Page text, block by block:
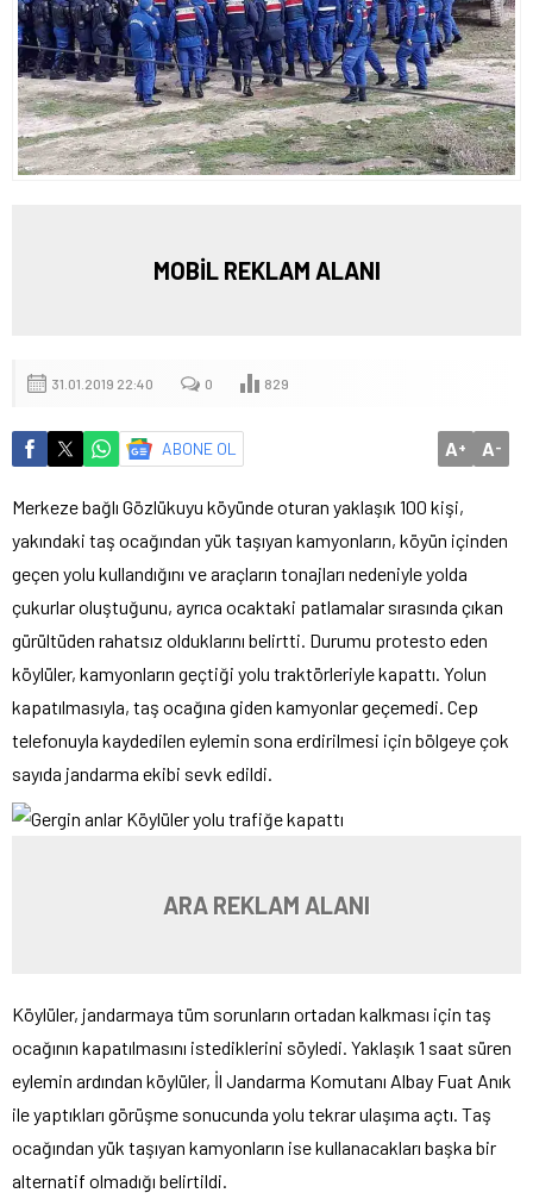
MOBİL REKLAM ALANI
31.01.2019 22:40 0 829
ABONE OL A+ A-
Merkeze bağlı Gözlükuyu köyünde oturan yaklaşık 100 kişi,
yakındaki taş ocağından yük taşıyan kamyonların, köyün içinden
geçen yolu kullandığını ve araçların tonajları nedeniyle yolda
çukurlar oluştuğunu, ayrıca ocaktaki patlamalar sırasında çıkan
gürültüden rahatsız olduklarını belirtti. Durumu protesto eden
köylüler, kamyonların geçtiği yolu traktörleriyle kapattı. Yolun
kapatılmasıyla, taş ocağına giden kamyonlar geçemedi. Cep
telefonuyla kaydedilen eylemin sona erdirilmesi için bölgeye çok
sayıda jandarma ekibi sevk edildi.
ARA REKLAM ALANI
Köylüler, jandarmaya tüm sorunların ortadan kalkması için taş
ocağının kapatılmasını istediklerini söyledi. Yaklaşık 1 saat süren
eylemin ardından köylüler, İl Jandarma Komutanı Albay Fuat Anık
ile yaptıkları görüşme sonucunda yolu tekrar ulaşıma açtı. Taş
ocağından yük taşıyan kamyonların ise kullanacakları başka bir
alternatif olmadığı belirtildi.